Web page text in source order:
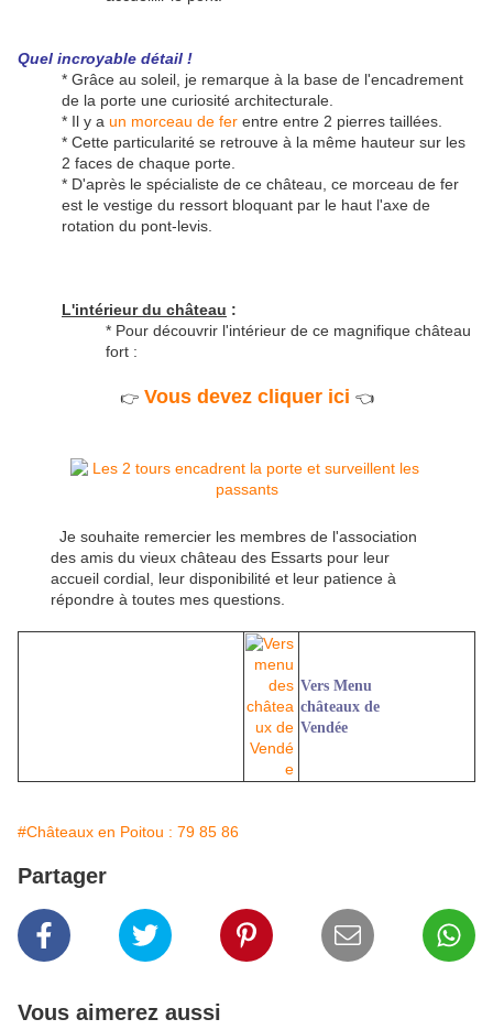
Quel incroyable détail !
* Grâce au soleil, je remarque à la base de l'encadrement
de la porte une curiosité architecturale.
* Il y a un morceau de fer entre entre 2 pierres taillées.
* Cette particularité se retrouve à la même hauteur sur les
2 faces de chaque porte.
* D'après le spécialiste de ce château, ce morceau de fer
est le vestige du ressort bloquant par le haut l'axe de
rotation du pont-levis.
L'intérieur du château :
* Pour découvrir l'intérieur de ce magnifique château
fort :
👉 Vous devez cliquer ici 👈
Je souhaite remercier les membres de l'association
des amis du vieux château des Essarts pour leur
accueil cordial, leur disponibilité et leur patience à
répondre à toutes mes questions.
Vers Menu
châteaux de
Vendée
#Châteaux en Poitou : 79 85 86
Partager
Vous aimerez aussi